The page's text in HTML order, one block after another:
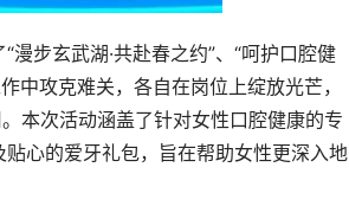
步玄武湖·共赴春之约”、“呵护口腔健
中攻克难关，各自在岗位上绽放光芒，
本次活动涵盖了针对女性口腔健康的专
心的爱牙礼包，旨在帮助女性更深入地